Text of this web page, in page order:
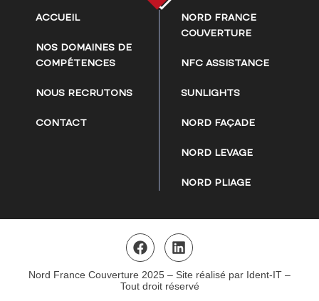
ACCUEIL
NOS DOMAINES DE
COMPÉTENCES
NOUS RECRUTONS
CONTACT
NORD FRANCE
COUVERTURE
NFC ASSISTANCE
SUNLIGHTS
NORD FAÇADE
NORD LEVAGE
NORD PLIAGE
Nord France Couverture 2025 – Site réalisé par Ident-IT –
Tout droit réservé